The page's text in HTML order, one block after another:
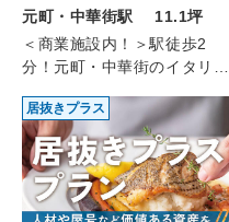
元町・中華街駅 11.1坪
＜商業施設内！＞駅徒歩2
分！元町・中華街のイタリア
居抜きプラス